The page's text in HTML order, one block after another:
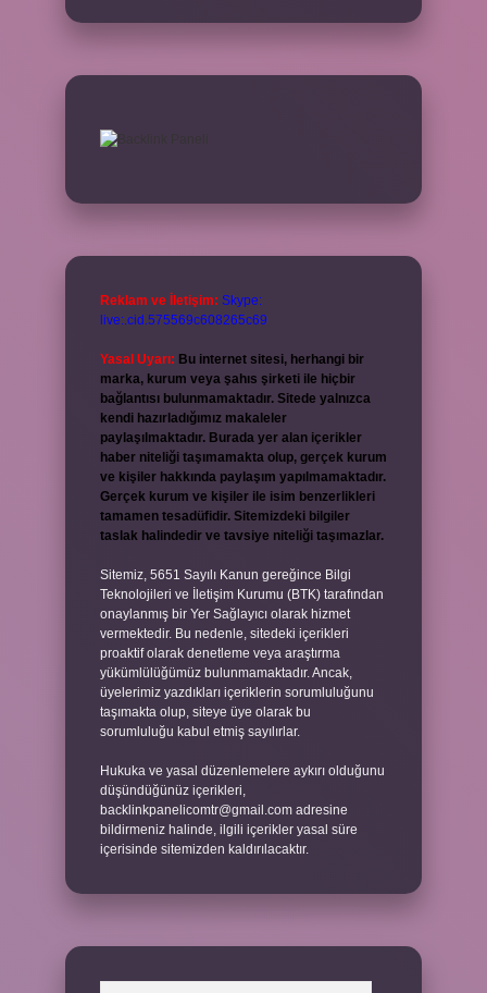
Reklam ve İletişim: Skype:
live:.cid.575569c608265c69
Yasal Uyarı: Bu internet sitesi, herhangi bir
marka, kurum veya şahıs şirketi ile hiçbir
bağlantısı bulunmamaktadır. Sitede yalnızca
kendi hazırladığımız makaleler
paylaşılmaktadır. Burada yer alan içerikler
haber niteliği taşımamakta olup, gerçek kurum
ve kişiler hakkında paylaşım yapılmamaktadır.
Gerçek kurum ve kişiler ile isim benzerlikleri
tamamen tesadüfidir. Sitemizdeki bilgiler
taslak halindedir ve tavsiye niteliği taşımazlar.
Sitemiz, 5651 Sayılı Kanun gereğince Bilgi
Teknolojileri ve İletişim Kurumu (BTK) tarafından
onaylanmış bir Yer Sağlayıcı olarak hizmet
vermektedir. Bu nedenle, sitedeki içerikleri
proaktif olarak denetleme veya araştırma
yükümlülüğümüz bulunmamaktadır. Ancak,
üyelerimiz yazdıkları içeriklerin sorumluluğunu
taşımakta olup, siteye üye olarak bu
sorumluluğu kabul etmiş sayılırlar.
Hukuka ve yasal düzenlemelere aykırı olduğunu
düşündüğünüz içerikleri,
backlinkpanelicomtr@gmail.com adresine
bildirmeniz halinde, ilgili içerikler yasal süre
içerisinde sitemizden kaldırılacaktır.